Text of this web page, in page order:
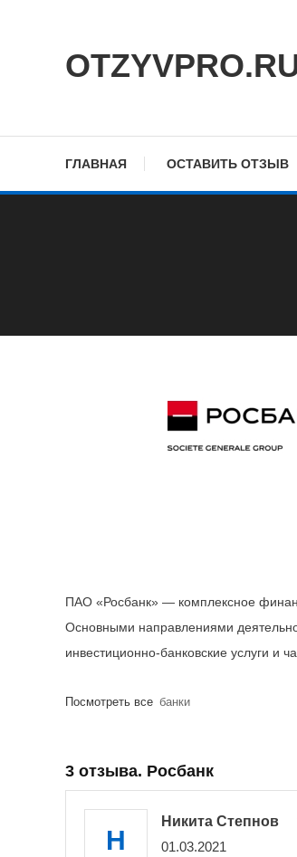
ГЛАВНАЯ ОСТАВИТЬ ОТЗЫВ
ПАО «Росбанк» — комплексное
Основными направлениями
инвестиционно-банковские услуги и
Посмотреть все банки
3 отзыва. Росбанк
Н
Никита Степнов
01.03.2021